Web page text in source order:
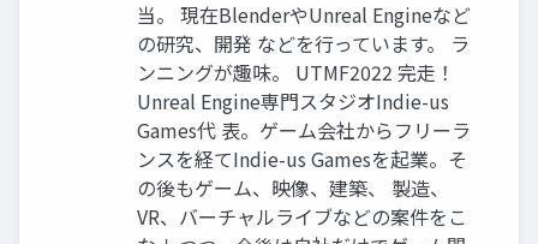
当。 現在BlenderやUnreal Engineなど
の研究、開発 などを行っています。 ラ
ンニングが趣味。 UTMF2022 完走！
Unreal Engine専門スタジオIndie-us
Games代 表。ゲーム会社からフリーラ
ンスを経てIndie-us Gamesを起業。そ
の後もゲーム、映像、建築、 製造、
VR、バーチャルライブなどの案件をこ